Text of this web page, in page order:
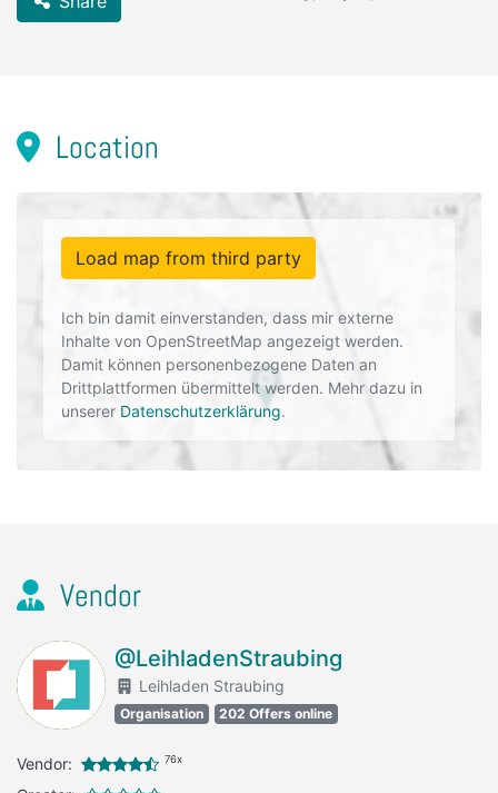
Location
Load map from third party
Ich bin damit einverstanden, dass mir externe
Inhalte von OpenStreetMap angezeigt werden.
Damit können personenbezogene Daten an
Drittplattformen übermittelt werden. Mehr dazu in
unserer Datenschutzerklärung.
Vendor
@LeihladenStraubing
Leihladen Straubing
Organisation 202 Offers online
Vendor: 76x